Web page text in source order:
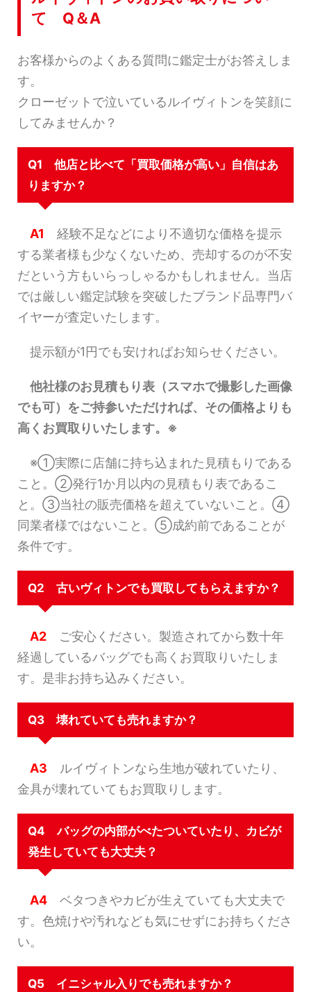
て Q＆A
お客様からのよくある質問に鑑定士がお答えしま
す。
クローゼットで泣いているルイヴィトンを笑顔に
してみませんか？
Q1 他店と比べて「買取価格が高い」自信はあ
りますか？
A1 経験不足などにより不適切な価格を提示
する業者様も少なくないため、売却するのが不安
だという方もいらっしゃるかもしれません。当店
では厳しい鑑定試験を突破したブランド品専門バ
イヤーが査定いたします。
提示額が1円でも安ければお知らせください。
他社様のお見積もり表（スマホで撮影した画像
でも可）をご持参いただければ、その価格よりも
高くお買取りいたします。※
※①実際に店舗に持ち込まれた見積もりである
こと。②発行1か月以内の見積もり表であるこ
と。③当社の販売価格を超えていないこと。④
同業者様ではないこと。⑤成約前であることが
条件です。
Q2 古いヴィトンでも買取してもらえますか？
A2 ご安心ください。製造されてから数十年
経過しているバッグでも高くお買取りいたしま
す。是非お持ち込みください。
Q3 壊れていても売れますか？
A3 ルイヴィトンなら生地が破れていたり、
金具が壊れていてもお買取りします。
Q4 バッグの内部がべたついていたり、カビが
発生していても大丈夫？
A4 ベタつきやカビが生えていても大丈夫で
す。色焼けや汚れなども気にせずにお持ちくださ
い。
Q5 イニシャル入りでも売れますか？